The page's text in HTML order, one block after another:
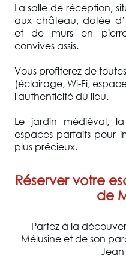
La salle de réception,
aux château, dotée
et de murs en
convives assis.
Vous profiterez de
(éclairage, Wi-Fi,
l'authenticité du lieu.
Le jardin médiéval,
espaces parfaits pour
plus précieux.
Réserver votre
de
Partez à la
Mélusine et de son